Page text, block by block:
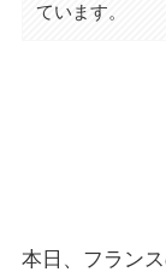
ています。
本日、フラン